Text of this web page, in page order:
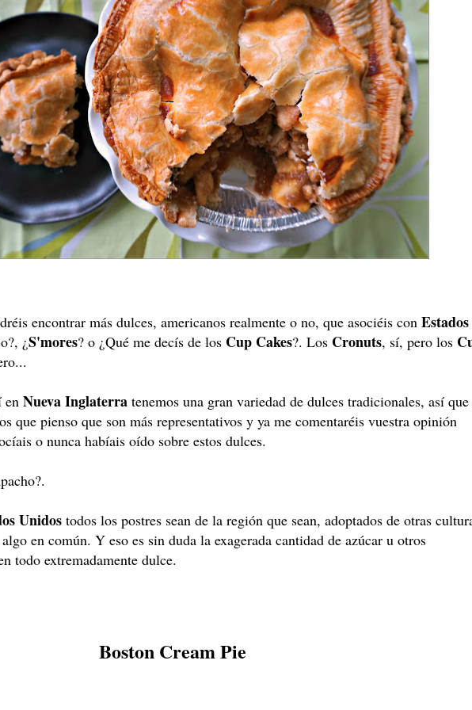
encontrar más dulces, americanos realmente o no, que asociéis con Estados
¿S'mores? o ¿Qué me decís de los Cup Cakes?. Los Cronuts, sí, pero los
en Nueva Inglaterra tenemos una gran variedad de dulces tradicionales, así que
que pienso que son más representativos y ya me comentaréis vuestra opinión
o nunca habíais oído sobre estos dulces.
Unidos todos los postres sean de la región que sean, adoptados de otras
en común. Y eso es sin duda la exagerada cantidad de azúcar u otros
todo extremadamente dulce.
Boston Cream Pie